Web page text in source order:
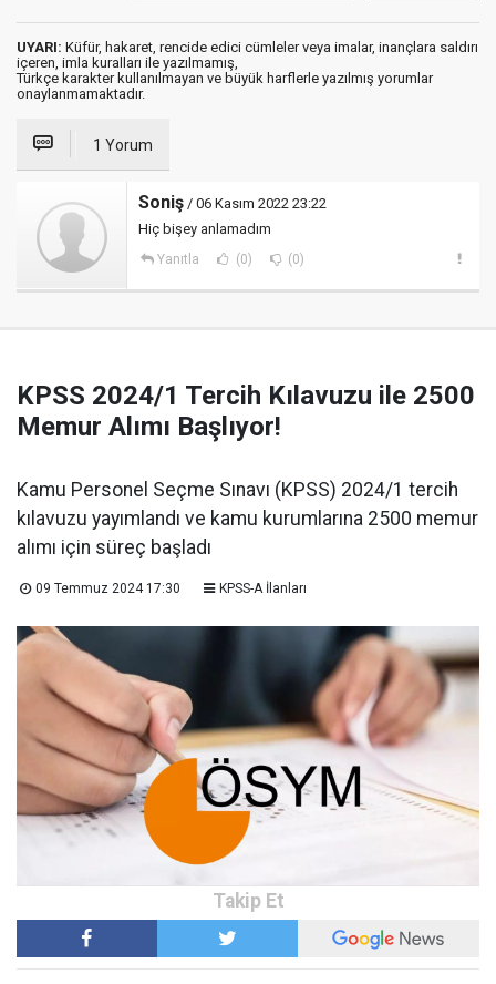
UYARI: Küfür, hakaret, rencide edici cümleler veya imalar, inançlara saldırı
içeren, imla kuralları ile yazılmamış,
Türkçe karakter kullanılmayan ve büyük harflerle yazılmış yorumlar
onaylanmamaktadır.
1 Yorum
Soniş / 06 Kasım 2022 23:22
Hiç bişey anlamadım
Yanıtla (0) (0)
KPSS 2024/1 Tercih Kılavuzu ile 2500
Memur Alımı Başlıyor!
Kamu Personel Seçme Sınavı (KPSS) 2024/1 tercih
kılavuzu yayımlandı ve kamu kurumlarına 2500 memur
alımı için süreç başladı
09 Temmuz 2024 17:30 KPSS-A İlanları